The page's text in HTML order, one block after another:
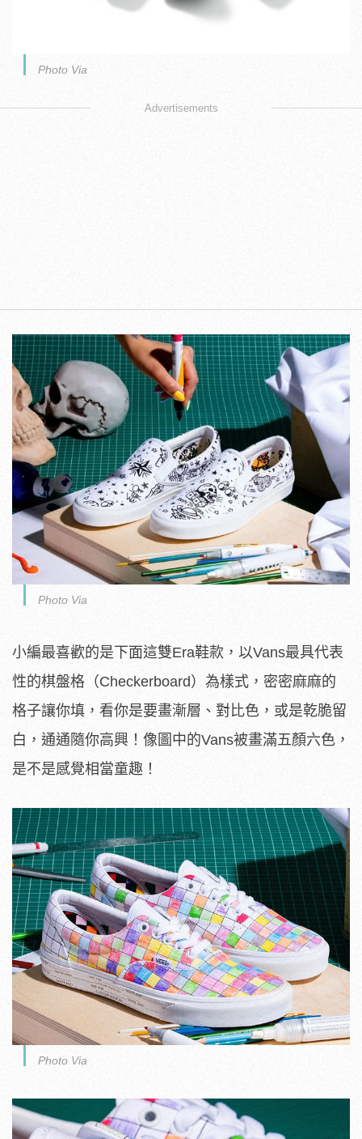
Photo Via
Advertisements
Photo Via
小編最喜歡的是下面這雙Era鞋款，以Vans最具代表
性的棋盤格（Checkerboard）為樣式，密密麻麻的
格子讓你填，看你是要畫漸層、對比色，或是乾脆留
白，通通隨你高興！像圖中的Vans被畫滿五顏六色，
是不是感覺相當童趣！
Photo Via